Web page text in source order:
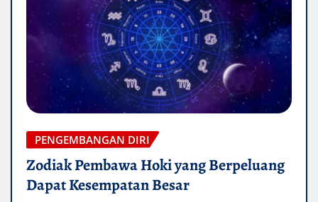
PENGEMBANGAN DIRI
Zodiak Pembawa Hoki yang Berpeluang
Dapat Kesempatan Besar